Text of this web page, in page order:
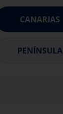
CANARIAS
PENÍNSULA